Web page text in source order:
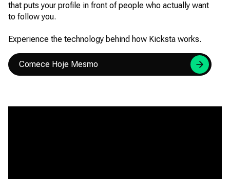
that puts your profile in front of people who actually want
to follow you.
Experience the technology behind how Kicksta works.
Comece Hoje Mesmo